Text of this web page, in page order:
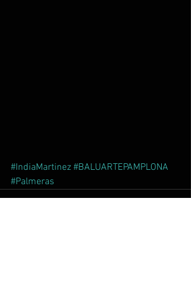
#IndiaMartinez #BALUARTEPAMPLONA
#Palmeras